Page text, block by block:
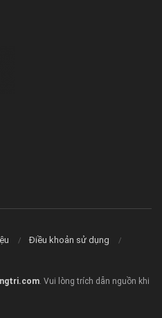
Điều khoản sử dụng
. Vui lòng trích dẫn nguồn khi